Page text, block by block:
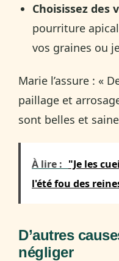
Choisissez des
pourriture
vos graines ou
Marie l’assure : «
paillage et
sont belles et
À lire : "Je les
l'été fou des
D’autres
négliger